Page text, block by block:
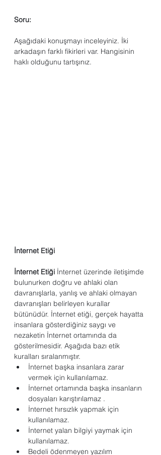
Soru:
Aşağıdaki konuşmayı inceleyiniz. İki
arkadaşın farklı fikirleri var. Hangisinin
haklı olduğunu tartışınız.
İnternet Etiği
İnternet Etiği İnternet üzerinde iletişimde
bulunurken doğru ve ahlaki olan
davranışlarla, yanlış ve ahlaki olmayan
davranışları belirleyen kurallar
bütünüdür. İnternet etiği, gerçek hayatta
insanlara gösterdiğiniz saygı ve
nezaketin İnternet ortamında da
gösterilmesidir. Aşağıda bazı etik
kuralları sıralanmıştır.
İnternet başka insanlara zarar
vermek için kullanılamaz.
İnternet ortamında başka insanların
dosyaları karıştırılamaz .
İnternet hırsızlık yapmak için
kullanılamaz.
İnternet yalan bilgiyi yaymak için
kullanılamaz.
Bedeli ödenmeyen yazılım